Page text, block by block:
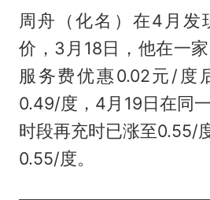
周舟（化名）在4月发
价，3月18日，他在一
服务费优惠0.02元/度
0.49/度，4月19日在同
时段再充时已涨至0.55/
0.55/度。